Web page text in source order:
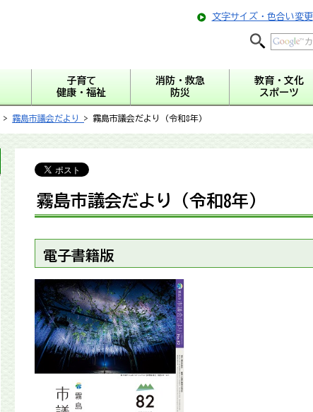
文字サイズ・色合い変更
子育て
健康・福祉
消防・救急
防災
教育・文化
スポーツ
> 霧島市議会だより > 霧島市議会だより（令和8年）
霧島市議会だより（令和8年）
電子書籍版